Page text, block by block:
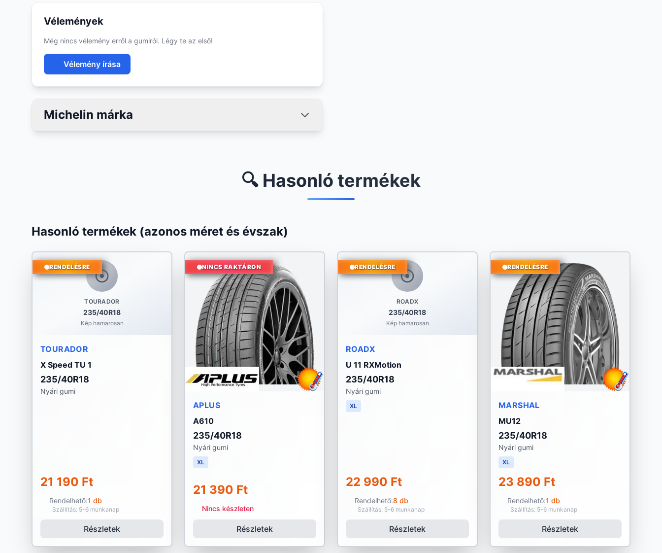
Vélemények
Még nincs vélemény erről a gumiról. Légy te az első!
Vélemény írása
Michelin márka
🔍 Hasonló termékek
Hasonló termékek (azonos méret és évszak)
TOURADOR
235/40R18
Kép hamarosan
RENDELÉSRE
TOURADOR
X Speed TU 1
235/40R18
Nyári gumi
21 190 Ft
Rendelhető:1 db
Szállítás: 5-6 munkanap
Részletek
NINCS RAKTÁRON
APLUS
A610
235/40R18
Nyári gumi
XL
21 390 Ft
Nincs készleten
Részletek
ROADX
235/40R18
Kép hamarosan
RENDELÉSRE
ROADX
U 11 RXMotion
235/40R18
Nyári gumi
XL
22 990 Ft
Rendelhető:8 db
Szállítás: 5-6 munkanap
Részletek
RENDELÉSRE
MARSHAL
MU12
235/40R18
Nyári gumi
XL
23 890 Ft
Rendelhető:1 db
Szállítás: 5-6 munkanap
Részletek